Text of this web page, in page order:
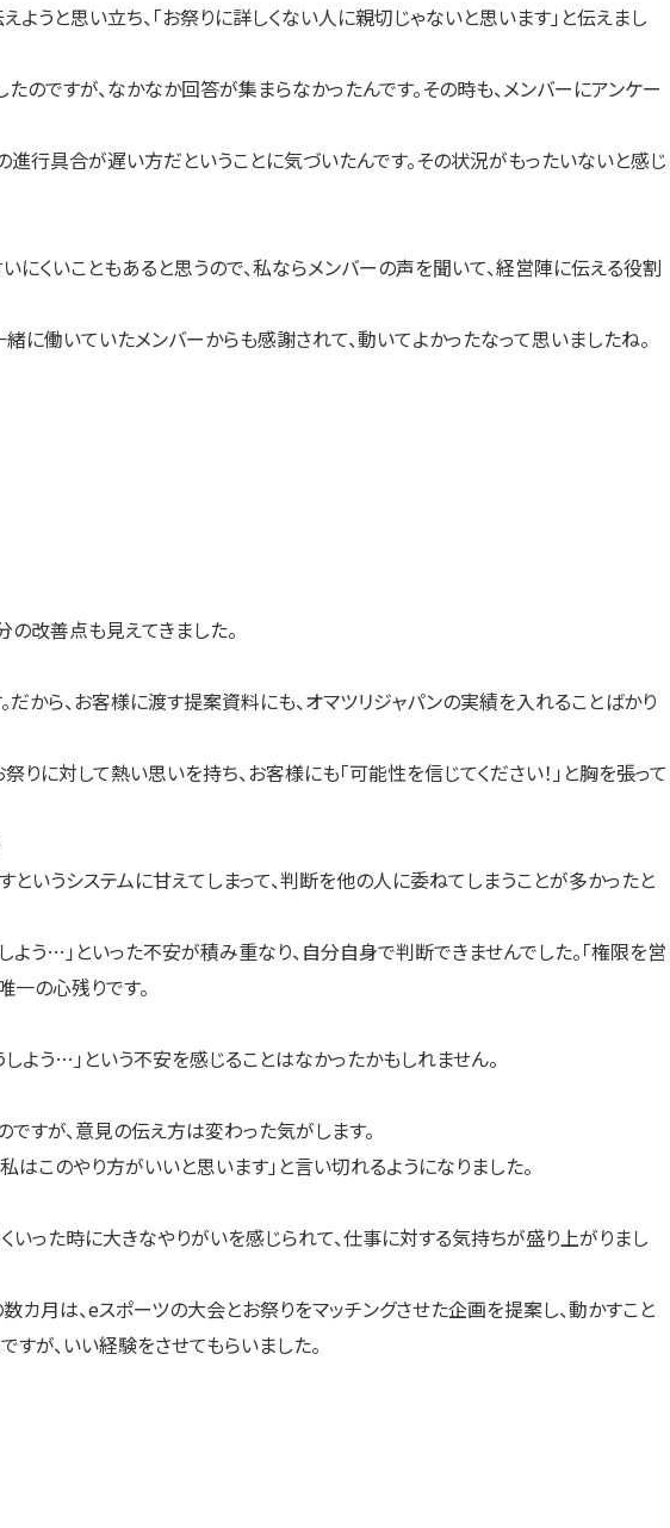
うと思い立ち、「お祭りに詳しくない人に親切じゃないと思います」と伝えまし
ですが、なかなか回答が集まらなかったんです。その時も、メンバーにアンケー
行具合が遅い方だということに気づいたんです。その状況がもったいないと感じ
くいこともあると思うので、私ならメンバーの声を聞いて、経営陣に伝える役割
に働いていたメンバーからも感謝されて、動いてよかったなって思いましたね。
の改善点も見えてきました。
だから、お客様に渡す提案資料にも、オマツリジャパンの実績を入れることばかり
に対して熱い思いを持ち、お客様にも「可能性を信じてください！」と胸を張って
いうシステムに甘えてしまって、判断を他の人に委ねてしまうことが多かったと
う…」といった不安が積み重なり、自分自身で判断できませんでした。「権限を営
の心残りです。
よう…」という不安を感じることはなかったかもしれません。
すが、意見の伝え方は変わった気がします。
はこのやり方がいいと思います」と言い切れるようになりました。
った時に大きなやりがいを感じられて、仕事に対する気持ちが盛り上がりまし
月は、eスポーツの大会とお祭りをマッチングさせた企画を提案し、動かすこと
が、いい経験をさせてもらいました。